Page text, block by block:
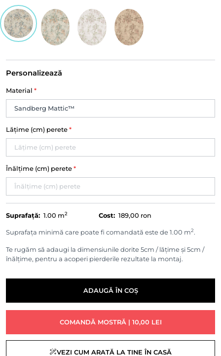
Personalizează
Material *
Lățime (cm) perete *
Înălțime (cm) perete *
Suprafață: 1.00 m2 Cost: 189,00 ron
Suprafața minimă care poate fi comandată este de 1.00 m2.
Te rugăm să adaugi la dimensiunile dorite 5cm / lățime și 5cm /
înălțime, pentru a acoperi pierderile rezultate la montaj.
ADAUGĂ ÎN COȘ
COMANDĂ MOSTRĂ | 10,00 LEI
VEZI CUM ARATĂ LA TINE ÎN CASĂ